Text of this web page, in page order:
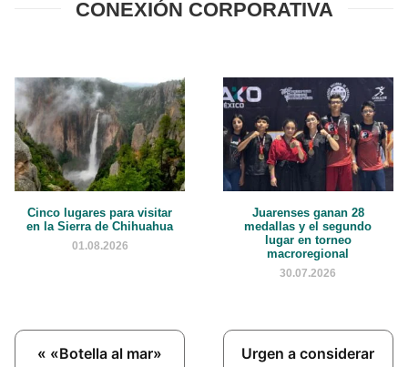
CONEXIÓN CORPORATIVA
Cinco lugares para visitar
en la Sierra de Chihuahua
01.08.2026
Juarenses ganan 28
medallas y el segundo
lugar en torneo
macroregional
30.07.2026
Previous
« «Botella al mar»
Next
Urgen a considerar